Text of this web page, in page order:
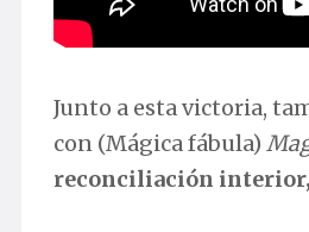
Junto a esta victoria,
con (Mágica fábula)
reconciliación interior,